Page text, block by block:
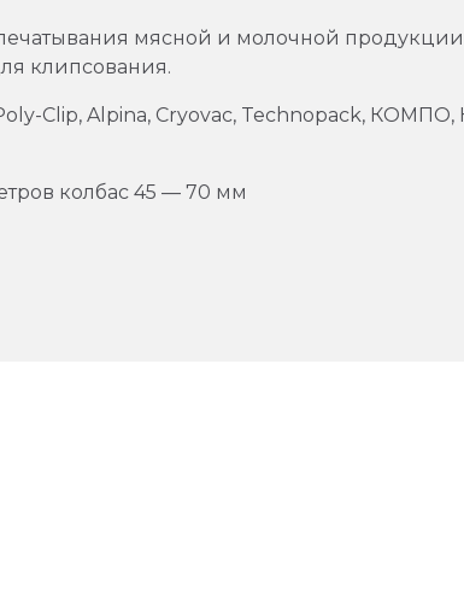
мясной и молочной
клипсования.
Clip, Alpina, Сryovac, Technopack, КОМПО,
колбас 45 — 70 мм